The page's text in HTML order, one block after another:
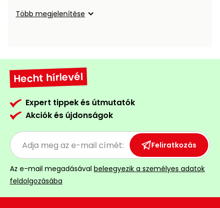
Hólapát
Permetező
Üvegház
Komposztáló
Kézi
szerszám,
Több megjelenítése
Hecht hírlevél
Expert tippek és útmutatók
Akciók és újdonságok
Feliratkozás
Az e-mail megadásával beleegyezik a személyes adatok
feldolgozásába